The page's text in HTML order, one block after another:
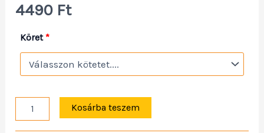
4490 Ft
Köret*
Kosárba teszem